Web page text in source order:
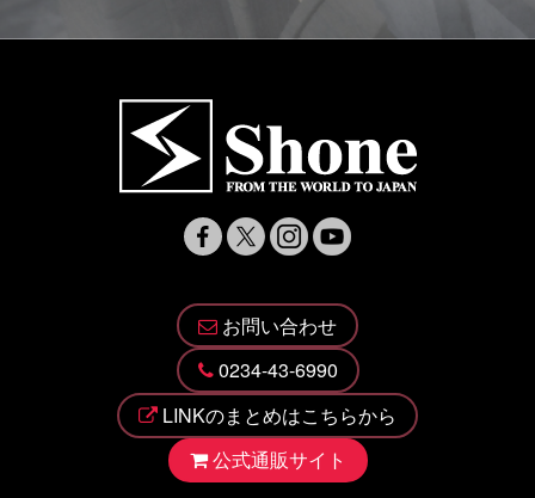
お問い合わせ
0234-43-6990
LINKのまとめはこちらから
公式通販サイト